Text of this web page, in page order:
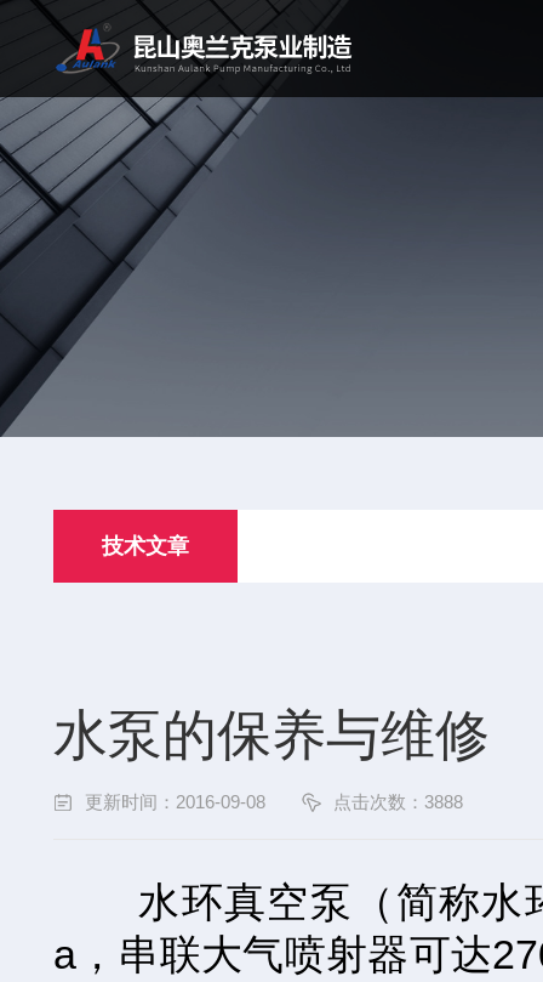
技术文章
水泵的保养与维修
更新时间：2016-09-08 点击次数：3888
水环真空泵（简称水环
a，串联大气喷射器可达